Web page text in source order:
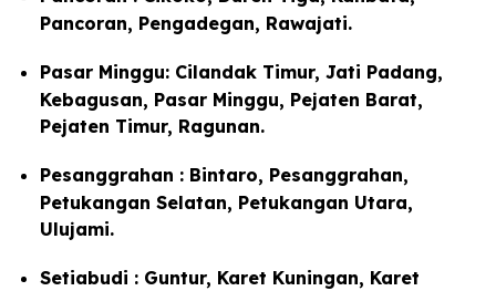
Pancoran, Pengadegan, Rawajati.
Pasar Minggu: Cilandak Timur, Jati Padang,
Kebagusan, Pasar Minggu, Pejaten Barat,
Pejaten Timur, Ragunan.
Pesanggrahan : Bintaro, Pesanggrahan,
Petukangan Selatan, Petukangan Utara,
Ulujami.
Setiabudi : Guntur, Karet Kuningan, Karet